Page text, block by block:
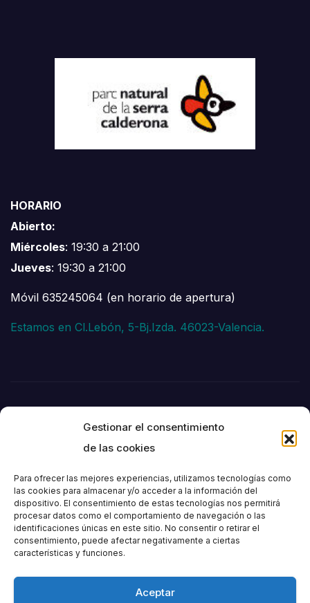
Gestionar el consentimiento
de las cookies
Para ofrecer las mejores experiencias, utilizamos tecnologías como
las cookies para almacenar y/o acceder a la información del
dispositivo. El consentimiento de estas tecnologías nos permitirá
procesar datos como el comportamiento de navegación o las
identificaciones únicas en este sitio. No consentir o retirar el
consentimiento, puede afectar negativamente a ciertas
características y funciones.
Aceptar
HORARIO
Abierto:
Miércoles: 19:30 a 21:00
Jueves: 19:30 a 21:00
Móvil 635245064 (en horario de apertura)
Estamos en Cl.Lebón, 5-Bj.Izda. 46023-Valencia.
Societat
Excursionista de
València